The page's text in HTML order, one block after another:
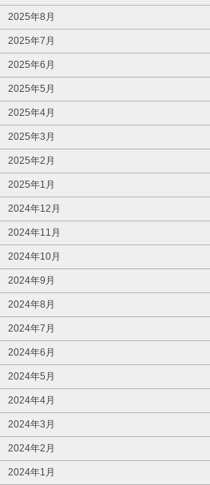
2025年8月
2025年7月
2025年6月
2025年5月
2025年4月
2025年3月
2025年2月
2025年1月
2024年12月
2024年11月
2024年10月
2024年9月
2024年8月
2024年7月
2024年6月
2024年5月
2024年4月
2024年3月
2024年2月
2024年1月